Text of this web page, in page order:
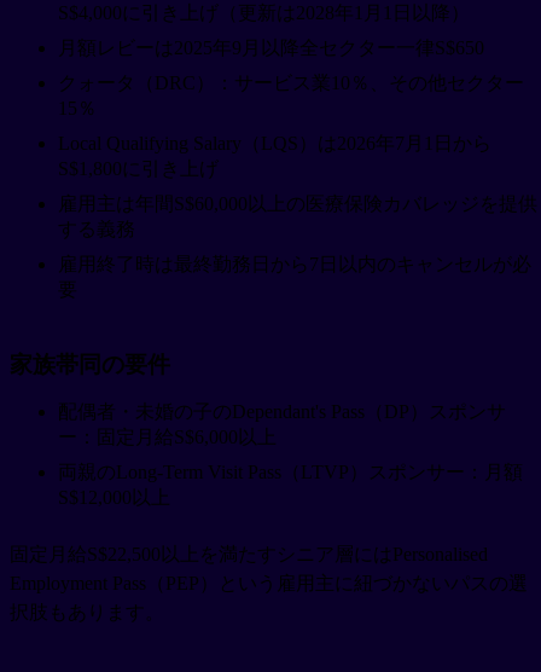
S$4,000に引き上げ（更新は2028年1月1日以降）
月額レビーは2025年9月以降全セクター一律S$650
クォータ（DRC）：サービス業10％、その他セクター
15％
Local Qualifying Salary（LQS）は2026年7月1日から
S$1,800に引き上げ
雇用主は年間S$60,000以上の医療保険カバレッジを提供
する義務
雇用終了時は最終勤務日から7日以内のキャンセルが必
要
家族帯同の要件
配偶者・未婚の子のDependant's Pass（DP）スポンサ
ー：固定月給S$6,000以上
両親のLong-Term Visit Pass（LTVP）スポンサー：月額
S$12,000以上
固定月給S$22,500以上を満たすシニア層にはPersonalised
Employment Pass（PEP）という雇用主に紐づかないパスの選
択肢もあります。